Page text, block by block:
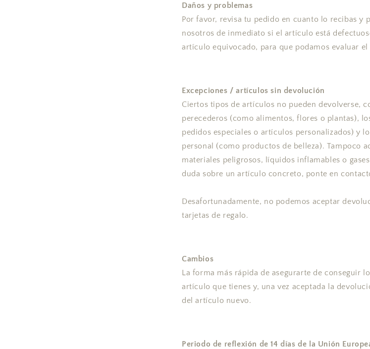
Daños y problemas
Por favor, revisa tu pedido en cuanto lo recibas y
nosotros de inmediato si el artículo está
artículo equivocado, para que podamos evaluar
Excepciones / artículos sin devolución
Ciertos tipos de artículos no pueden devolverse,
perecederos (como alimentos, flores o plantas),
pedidos especiales o artículos personalizados) y
personal (como productos de belleza). Tampoco
materiales peligrosos, líquidos inflamables o
duda sobre un artículo concreto, ponte en
Desafortunadamente, no podemos aceptar
tarjetas de regalo.
Cambios
La forma más rápida de asegurarte de conseguir
artículo que tienes y, una vez aceptada la
del artículo nuevo.
Periodo de reflexión de 14 días de la Unión